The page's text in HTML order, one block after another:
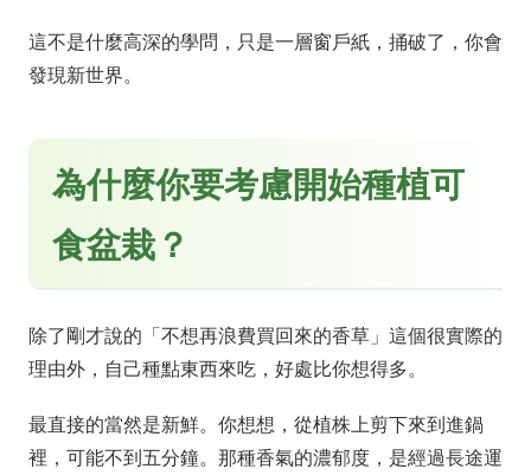
這不是什麼高深的學問，只是一層窗戶紙，捅破了，你會
發現新世界。
為什麼你要考慮開始種植可
食盆栽？
除了剛才說的「不想再浪費買回來的香草」這個很實際的
理由外，自己種點東西來吃，好處比你想得多。
最直接的當然是新鮮。你想想，從植株上剪下來到進鍋
裡，可能不到五分鐘。那種香氣的濃郁度，是經過長途運